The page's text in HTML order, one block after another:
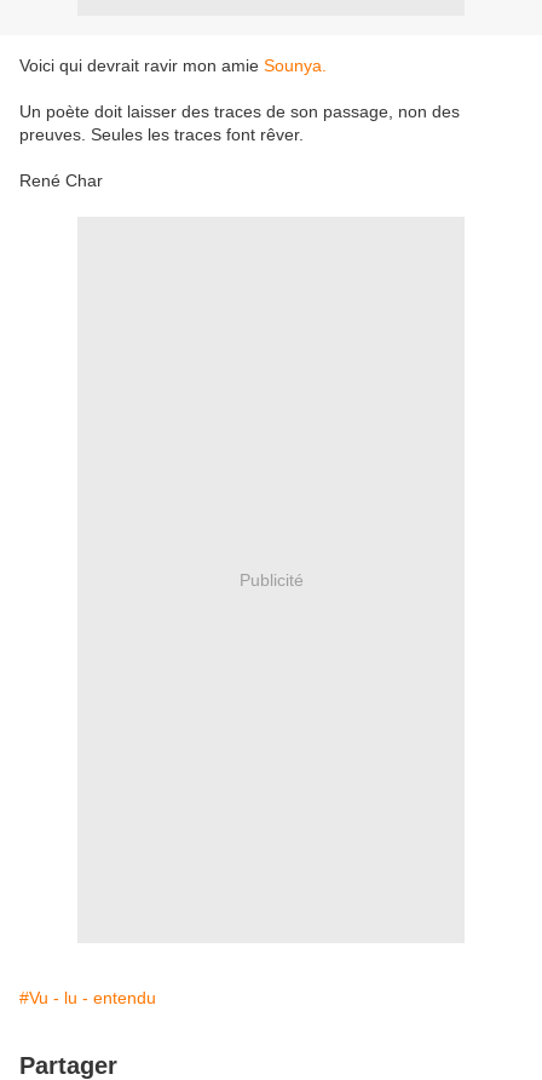
Voici qui devrait ravir mon amie Sounya.
Un poète doit laisser des traces de son passage, non des
preuves. Seules les traces font rêver.
René Char
Publicité
#Vu - lu - entendu
Partager